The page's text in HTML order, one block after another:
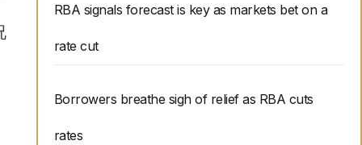
RBA signals forecast is key as markets bet on a
rate cut
Borrowers breathe sigh of relief as RBA cuts
rates